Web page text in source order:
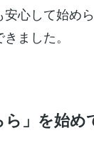
心して始め
ました。
ら」を始め